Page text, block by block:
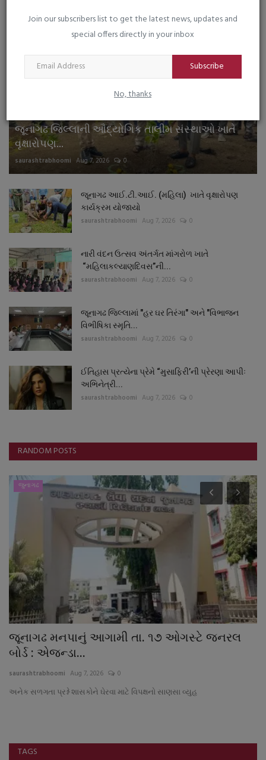
Join our subscribers list to get the latest news, updates and
special offers directly in your inbox
Subscribe
No, thanks
જૂનાગઢ જિલ્લાની ઔદ્યોગિક તાલીમ સંસ્થાઓ ખાતે
વૃક્ષારોપણ...
saurashtrabhoomi Aug 7, 2026 0
જૂનાગઢ આઈ.ટી.આઈ. (મહિલા) ખાતે વૃક્ષારોપણ
કાર્યક્રમ યોજાયો
saurashtrabhoomi Aug 7, 2026 0
નારી વંદન ઉત્સવ અંતર્ગત માંગરોળ ખાતે
“મહિલાકલ્યાણદિવસ”ની...
saurashtrabhoomi Aug 7, 2026 0
જૂનાગઢ જિલ્લામાં "હર ઘર તિરંગા" અને "વિભાજન
વિભીષિકા સ્મૃતિ...
saurashtrabhoomi Aug 7, 2026 0
ઈતિહાસ પ્રત્યેના પ્રેમે “મુસાફિરી’ની પ્રેરણા આપીઃ
અભિનેત્રી...
saurashtrabhoomi Aug 7, 2026 0
RANDOM POSTS
જુનાગઢ
જૂનાગઢ મનપાનું આગામી તા. ૧૭ ઓગસ્ટે જનરલ
બોર્ડ : એજન્ડા...
saurashtrabhoomi Aug 7, 2026 0
અનેક સળગતા પ્રશ્ને શાસકોને ઘેરવા માટે વિપક્ષનો સાણસા વ્યુહ
TAGS